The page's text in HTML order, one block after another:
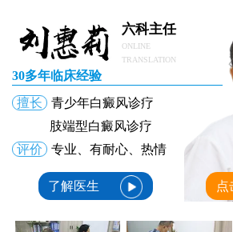
4岁小孩脖子上有好多
六科主任
ONLINE
TRANSLATION
30多年临床经验
擅长
青少年白癜风诊疗
肢端型白癜风诊疗
评价
专业、有耐心、热情
了解医生 点